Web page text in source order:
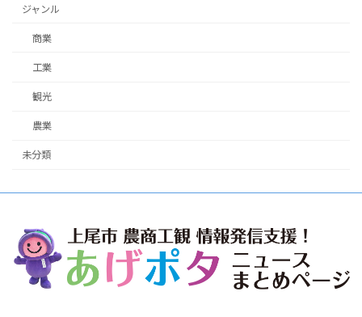
ジャンル
商業
工業
観光
農業
未分類